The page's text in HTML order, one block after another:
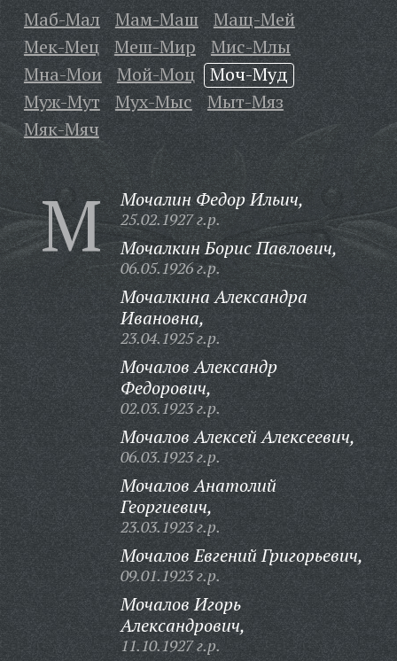
Маб-Мал Мам-Маш
Мащ-Мей
Мек-Мец
Меш-Мир
Мис-Млы
Мна-Мои
Мой-Моц
Моч-Муд
Муж-Мут
Мух-Мыс
Мыт-Мяз
Мяк-Мяч
М Мочалин Федор Ильич,
25.02.1927 г.р.
Мочалкин Борис Павлович,
06.05.1926 г.р.
Мочалкина Александра
Ивановна,
23.04.1925 г.р.
Мочалов Александр
Федорович,
02.03.1923 г.р.
Мочалов Алексей Алексеевич,
06.03.1923 г.р.
Мочалов Анатолий
Георгиевич,
23.03.1923 г.р.
Мочалов Евгений Григорьевич,
09.01.1923 г.р.
Мочалов Игорь
Александрович,
11.10.1927 г.р.